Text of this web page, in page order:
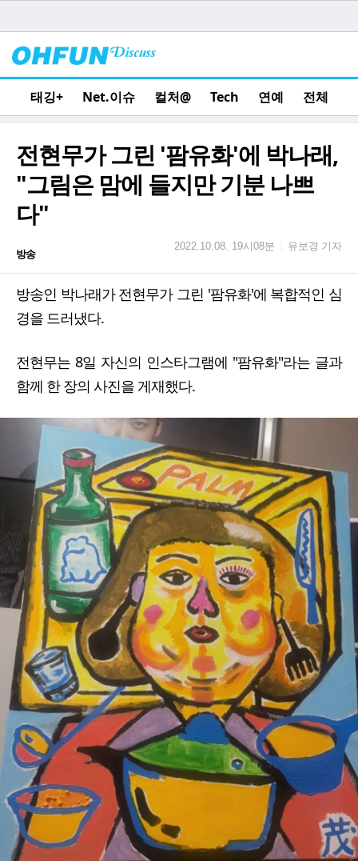
태깅+ Net.이슈 컬처@ Tech 연예 전체
전현무가 그린 '팜유화'에 박나래,
"그림은 맘에 들지만 기분 나쁘
다"
방송
2022.10.08. 19시08분 유보경 기자
방송인 박나래가 전현무가 그린 '팜유화'에 복합적인 심
경을 드러냈다.
전현무는 8일 자신의 인스타그램에 "팜유화"라는 글과
함께 한 장의 사진을 게재했다.